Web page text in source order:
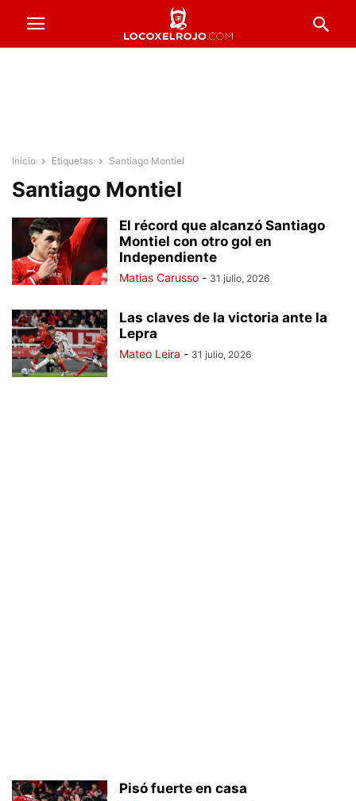
Inicio Etiquetas Santiago Montiel
Santiago Montiel
El récord que alcanzó Santiago
Montiel con otro gol en
Independiente
Matias Carusso - 31 julio, 2026
Las claves de la victoria ante la
Lepra
Mateo Leira - 31 julio, 2026
Pisó fuerte en casa